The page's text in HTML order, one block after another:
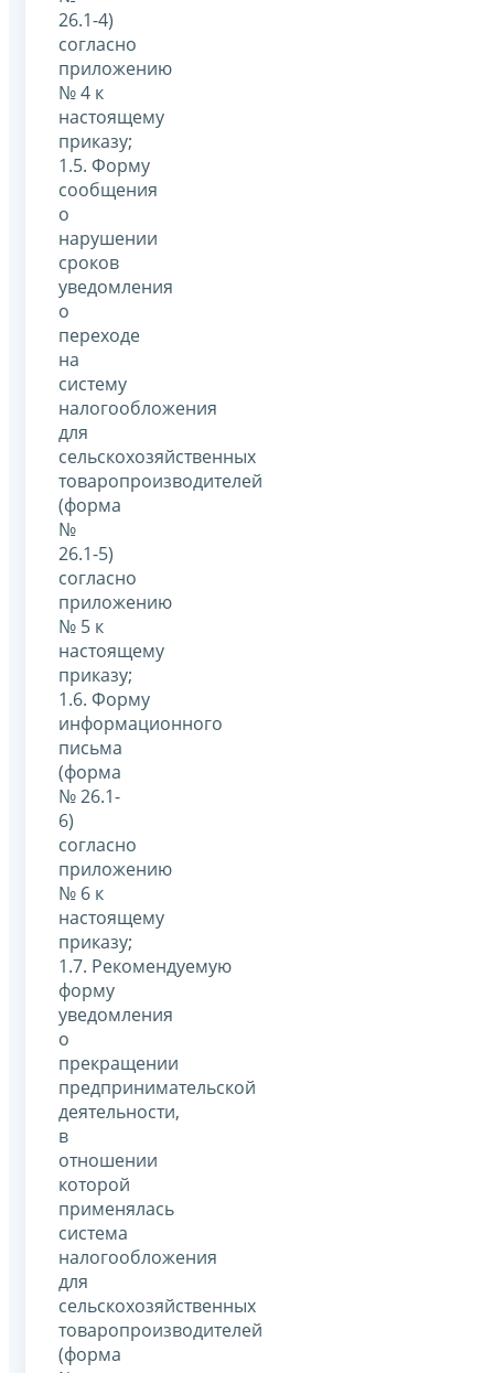
26.1-4)
согласно
приложению
№ 4 к
настоящему
приказу;
1.5. Форму
сообщения
о
нарушении
сроков
уведомления
о
переходе
на
систему
налогообложения
для
сельскохозяйственных
товаропроизводителей
(форма
№
26.1-5)
согласно
приложению
№ 5 к
настоящему
приказу;
1.6. Форму
информационного
письма
(форма
№ 26.1-
6)
согласно
приложению
№ 6 к
настоящему
приказу;
1.7. Рекомендуемую
форму
уведомления
о
прекращении
предпринимательской
деятельности,
в
отношении
которой
применялась
система
налогообложения
для
сельскохозяйственных
товаропроизводителей
(форма